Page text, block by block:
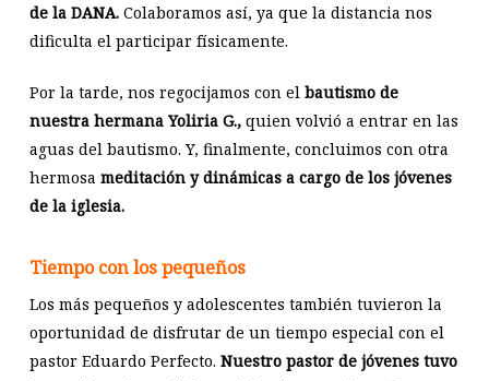
de la DANA.Colaboramos así, ya que la distancia nos
dificulta el participar físicamente.
Por la tarde, nos regocijamos con el bautismo de
nuestra hermana Yoliria G.,quien volvió a entrar en las
aguas del bautismo. Y, finalmente, concluimos con otra
hermosa meditación y dinámicas a cargo de los jóvenes
de la iglesia.
Tiempo con los pequeños
Los más pequeños y adolescentes también tuvieron la
oportunidad de disfrutar de un tiempo especial con el
pastor Eduardo Perfecto. Nuestro pastor de jóvenes tuvo